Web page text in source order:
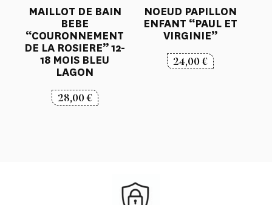
MAILLOT DE BAIN
BEBE
“COURONNEMENT
DE LA ROSIERE” 12-
18 MOIS BLEU
LAGON
28,00€
NOEUD PAPILLON
ENFANT “PAUL ET
VIRGINIE”
24,00€